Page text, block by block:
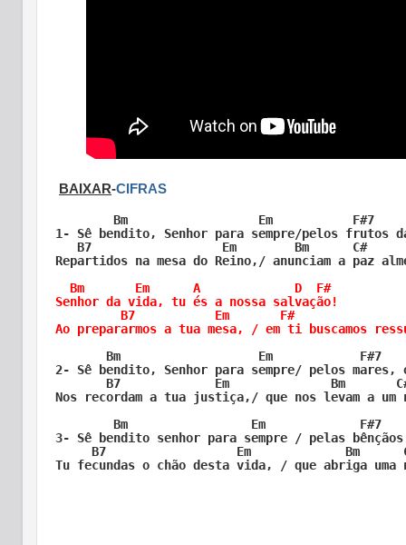
BAIXAR-CIFRAS
Bm                  Em           F#7
1- Sê bendito, Senhor para sempre/pelos frutos
B7                  Em        Bm      C#
Repartidos na mesa do Reino,/ anunciam a paz
  Bm       Em      A             D  F#
Senhor da vida, tu és a nossa salvação!
B7           Em       F#
Ao prepararmos a tua mesa, / em ti buscamos
Bm                   Em            F#7
2- Sê bendito, Senhor para sempre/ pelos
B7             Em              Bm
Nos recordam a tua justiça,/ que nos levam a um
Bm                 Em             F#7
3- Sê bendito senhor para sempre / pelas
B7                  Em             Bm
Tu fecundas o chão desta vida, / que abriga uma